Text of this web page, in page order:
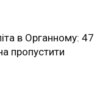
в Органному: 47
пропустити